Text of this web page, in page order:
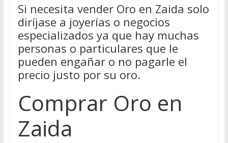
Si necesita vender Oro en Zaida solo
diríjase a joyerías o negocios
especializados ya que hay muchas
personas o particulares que le
pueden engañar o no pagarle el
precio justo por su oro.
Comprar Oro en
Zaida